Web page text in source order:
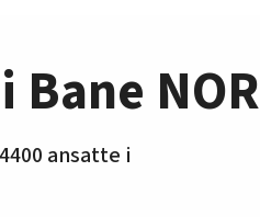
NOR
ansatte i